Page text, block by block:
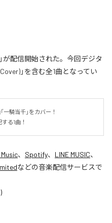
が配信開始された。今回デジタ
」を含む全1曲となってい
騎当千」をカバー！
る1曲！
、 Spotify、 LINE MUSIC、
などの音楽配信サービスで